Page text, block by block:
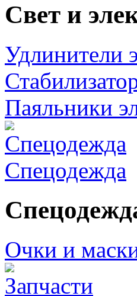
Свет и
Удлинители
Паяльники
Спецодежда
Очки и